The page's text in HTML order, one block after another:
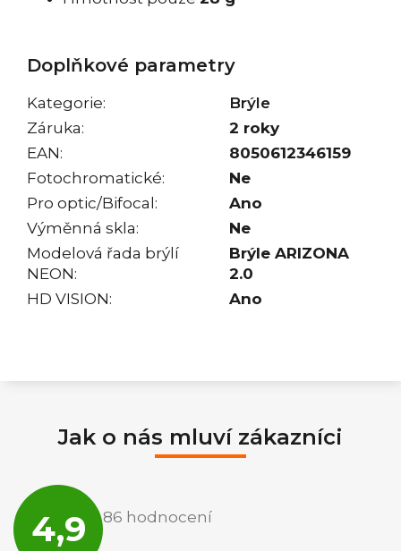
Doplňkové parametry
Kategorie:
Brýle
Záruka:
2 roky
EAN:
8050612346159
Fotochromatické:
Ne
Pro optic/Bifocal:
Ano
Výměnná skla:
Ne
Modelová řada brýlí
NEON:
Brýle ARIZONA
2.0
HD VISION: Ano
Jak o nás mluví zákazníci
4,9
obchodu
je
86 hodnocení